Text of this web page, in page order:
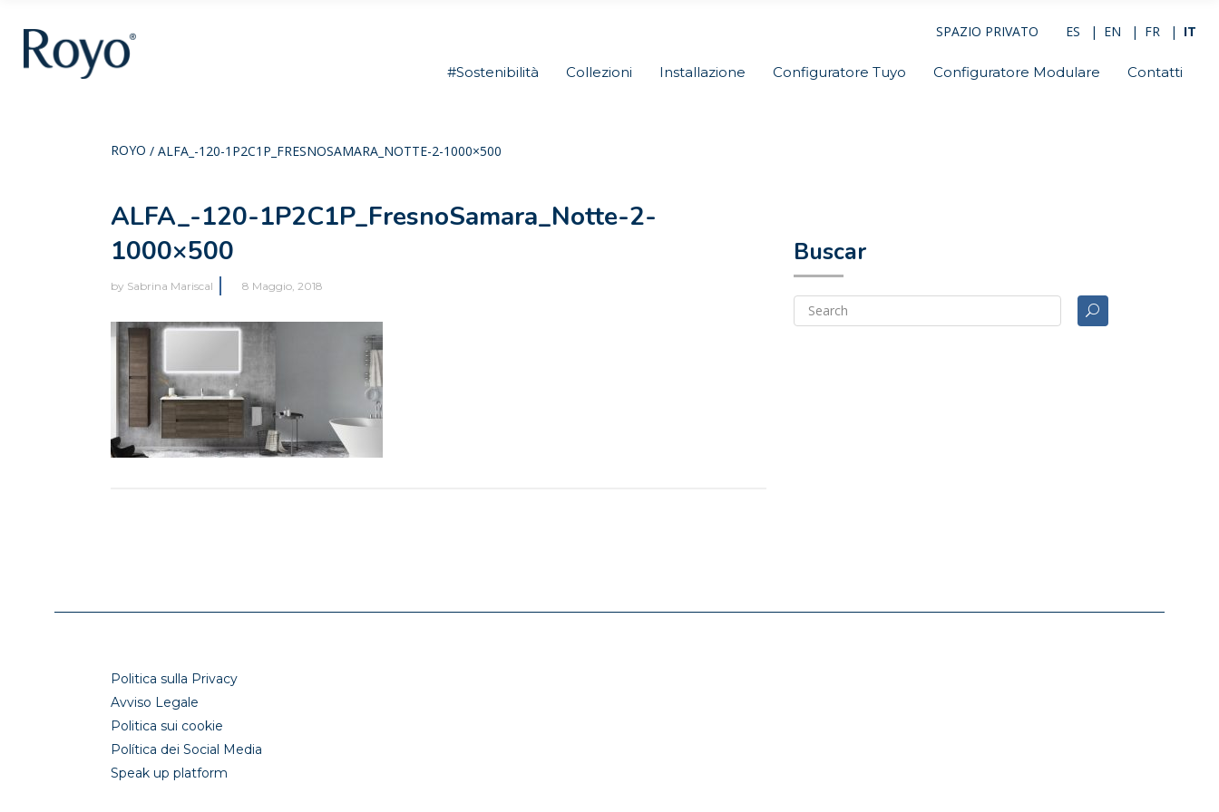
SPAZIO PRIVATO ES EN FR IT
#Sostenibilità Collezioni Installazione Configuratore Tuyo Configuratore Modulare Contatti
ROYO / ALFA_-120-1P2C1P_FRESNOSAMARA_NOTTE-2-1000×500
ALFA_-120-1P2C1P_FresnoSamara_Notte-2-
1000×500
by Sabrina Mariscal 8 Maggio, 2018
Buscar
Politica sulla Privacy
Avviso Legale
Politica sui cookie
Política dei Social Media
Speak up platform